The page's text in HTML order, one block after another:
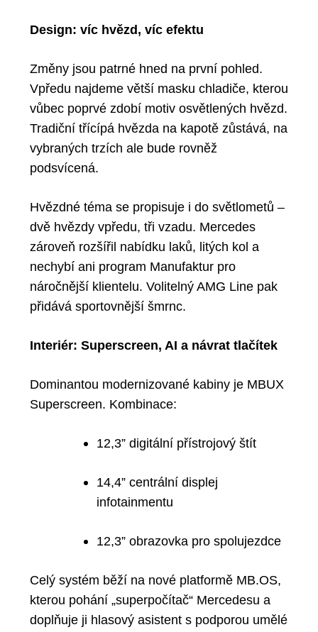
Design: víc hvězd, víc efektu
Změny jsou patrné hned na první pohled.
Vpředu najdeme větší masku chladiče, kterou
vůbec poprvé zdobí motiv osvětlených hvězd.
Tradiční třícípá hvězda na kapotě zůstává, na
vybraných trzích ale bude rovněž
podsvícená.
Hvězdné téma se propisuje i do světlometů –
dvě hvězdy vpředu, tři vzadu. Mercedes
zároveň rozšířil nabídku laků, litých kol a
nechybí ani program Manufaktur pro
náročnější klientelu. Volitelný AMG Line pak
přidává sportovnější šmrnc.
Interiér: Superscreen, AI a návrat tlačítek
Dominantou modernizované kabiny je MBUX
Superscreen. Kombinace:
12,3” digitální přístrojový štít
14,4” centrální displej
infotainmentu
12,3” obrazovka pro spolujezdce
Celý systém běží na nové platformě MB.OS,
kterou pohání „superpočítač“ Mercedesu a
doplňuje ji hlasový asistent s podporou umělé